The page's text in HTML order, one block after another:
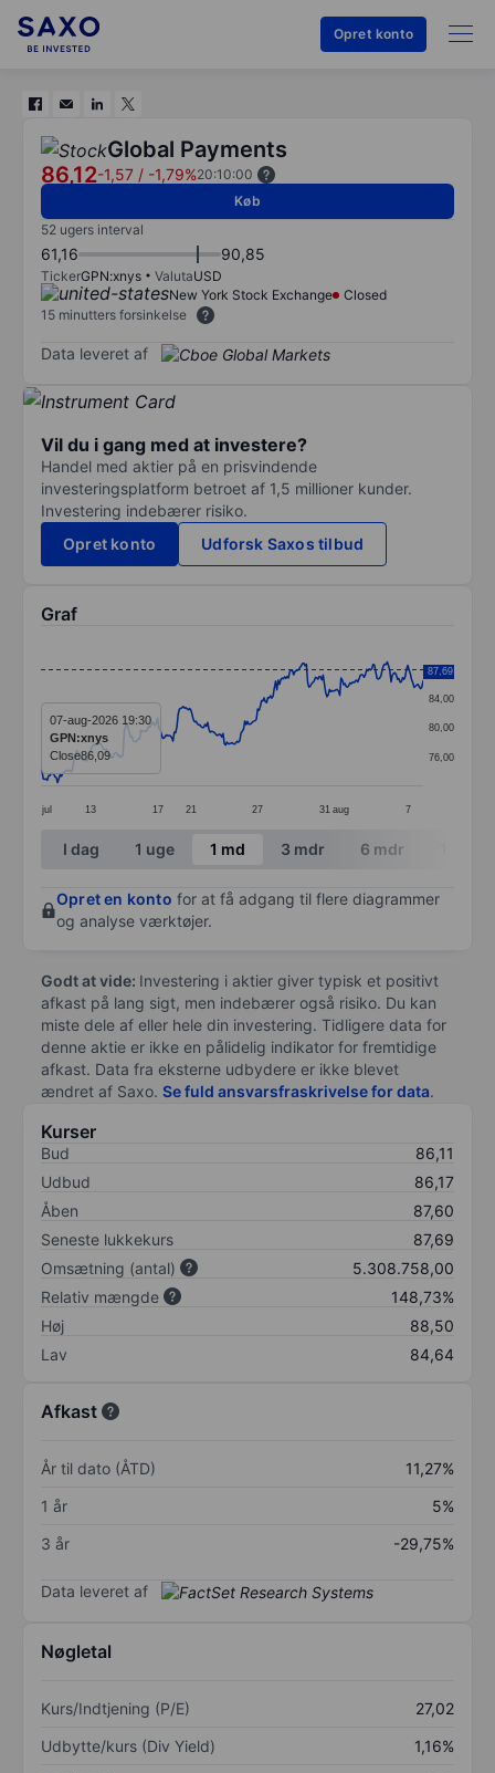
Opret konto
Global Payments
86,12-1,57 / -1,79%20:10:00
Køb
52 ugers interval
61,16 90,85
TickerGPN:xnys ValutaUSD
New York Stock Exchange
Closed
15 minutters forsinkelse
Data leveret af
Vil du i gang med at investere?
Handel med aktier på en prisvindende
investeringsplatform betroet af 1,5 millioner kunder.
Investering indebærer risiko.
Opret konto
Udforsk Saxos tilbud
Graf
Line chart with 299 data points.
The chart has 1 X axis displaying categories.
The chart has 1 Y axis displaying values. Data
jul 13 17 21 27 31 aug 7
76,00
80,00
84,00
88,00
87,69
07-aug-2026 19:30
GPN:xnys
Close86,09
End of interactive chart.
I dag 1 uge 1 md 3 mdr 6 mdr
Opret en konto for at få adgang til flere diagrammer
og analyse værktøjer.
Godt at vide: Investering i aktier giver typisk et positivt
afkast på lang sigt, men indebærer også risiko. Du kan
miste dele af eller hele din investering. Tidligere data for
denne aktie er ikke en pålidelig indikator for fremtidige
afkast. Data fra eksterne udbydere er ikke blevet
ændret af Saxo. Se fuld ansvarsfraskrivelse for data.
Kurser
Bud
86,11
Udbud
86,17
Åben
87,60
Seneste lukkekurs
87,69
Omsætning (antal)
5.308.758,00
Relativ mængde
148,73%
Høj
88,50
Lav
84,64
Afkast
År til dato (ÅTD)
11,27%
1 år
5%
3 år
-29,75%
Data leveret af
Nøgletal
Kurs/Indtjening (P/E)
27,02
Udbytte/kurs (Div Yield)
1,16%